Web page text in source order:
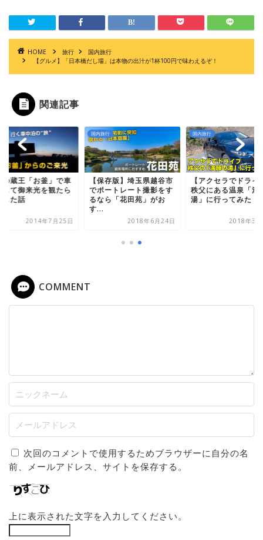
HOME 旅行
国内旅行
【グルメ】「日本橋だし場」は本物の出汁が1杯100円で味わえるぞ！
関連記事
の蔵王「お釜」で車
して御来光を観たら
した話
2014年7月25日
国内旅行
【保存版】埼玉県越谷市
でポートレート撮影をす
るなら「花田苑」がお
す...
2018年6月24日
国内旅行
【アクセラでドライ
秩父にある温泉「満
湯」に行ってみた！
2018年3
COMMENT
次回のコメントで使用するためブラウザーに自分の名
前、メールアドレス、サイトを保存する。
上に表示された文字を入力してください。